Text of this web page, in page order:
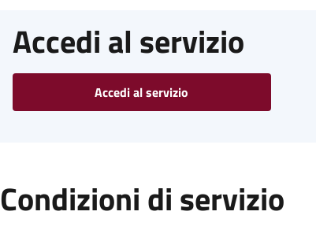
Accedi al servizio
Accedi al servizio
Condizioni di servizio